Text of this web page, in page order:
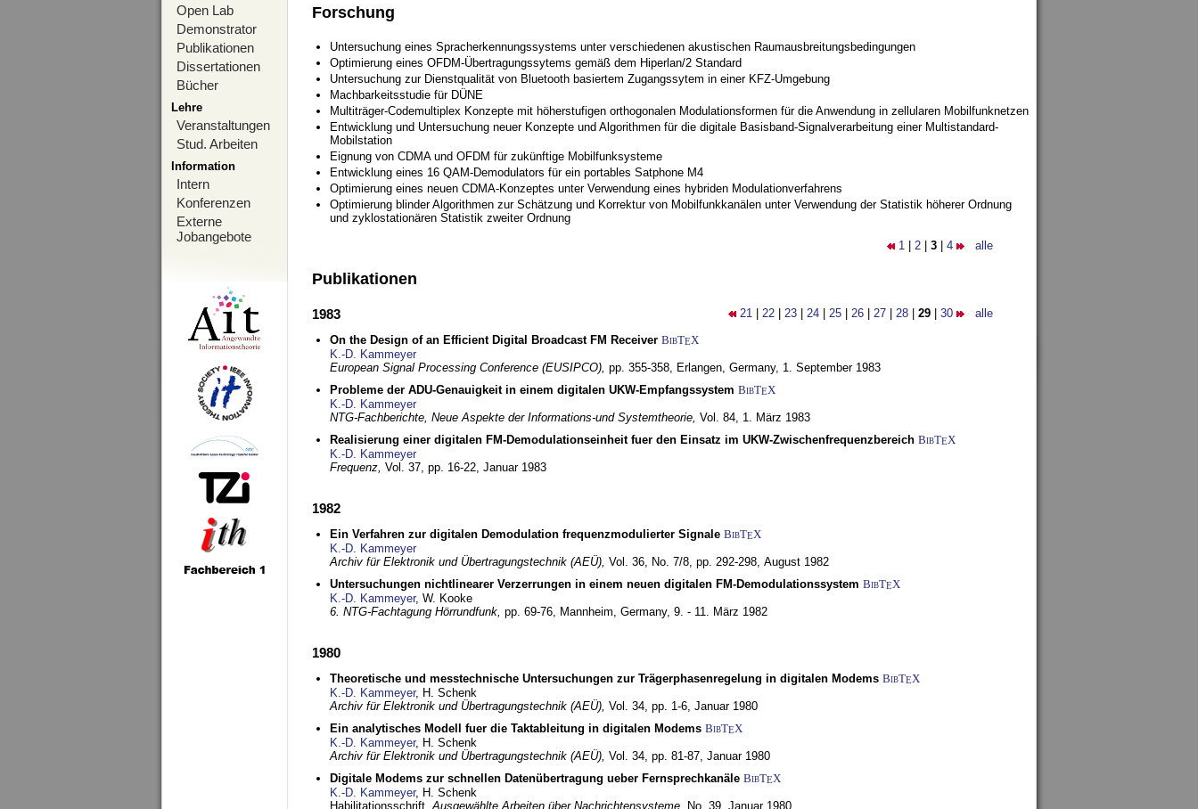
Open Lab
Demonstrator
Publikationen
Dissertationen
Bücher
Lehre
Veranstaltungen
Stud. Arbeiten
Information
Intern
Konferenzen
Externe
Jobangebote
Forschung
Untersuchung eines Spracherkennungssystems unter verschiedenen akustischen Raumausbreitungsbedingungen
Optimierung eines OFDM-Übertragungssytems gemäß dem Hiperlan/2 Standard
Untersuchung zur Dienstqualität von Bluetooth basiertem Zugangssytem in einer KFZ-Umgebung
Machbarkeitsstudie für DÜNE
Multiträger-Codemultiplex Konzepte mit höherstufigen orthogonalen Modulationsformen für die Anwendung in zellularen Mobilfunknetzen
Entwicklung und Untersuchung neuer Konzepte und Algorithmen für die digitale Basisband-Signalverarbeitung einer Multistandard-
Mobilstation
Eignung von CDMA und OFDM für zukünftige Mobilfunksysteme
Entwicklung eines 16 QAM-Demodulators für ein portables Satphone M4
Optimierung eines neuen CDMA-Konzeptes unter Verwendung eines hybriden Modulationverfahrens
Optimierung blinder Algorithmen zur Schätzung und Korrektur von Mobilfunkkanälen unter Verwendung der Statistik höherer Ordnung
und zyklostationären Statistik zweiter Ordnung
1 2 3 4 alle
Publikationen
21 22 23 24 25 26 27 28 29 30 alle
1983
On the Design of an Efficient Digital Broadcast FM Receiver BibTEX
K.-D. Kammeyer
European Signal Processing Conference (EUSIPCO), pp. 355-358, Erlangen, Germany, 1. September 1983
Probleme der ADU-Genauigkeit in einem digitalen UKW-Empfangssystem BibTEX
K.-D. Kammeyer
NTG-Fachberichte, Neue Aspekte der Informations-und Systemtheorie, Vol. 84, 1. März 1983
Realisierung einer digitalen FM-Demodulationseinheit fuer den Einsatz im UKW-Zwischenfrequenzbereich BibTEX
K.-D. Kammeyer
Frequenz, Vol. 37, pp. 16-22, Januar 1983
1982
Ein Verfahren zur digitalen Demodulation frequenzmodulierter Signale BibTEX
K.-D. Kammeyer
Archiv für Elektronik und Übertragungstechnik (AEÜ), Vol. 36, No. 7/8, pp. 292-298, August 1982
Untersuchungen nichtlinearer Verzerrungen in einem neuen digitalen FM-Demodulationssystem BibTEX
K.-D. Kammeyer, W. Kooke
6. NTG-Fachtagung Hörrundfunk, pp. 69-76, Mannheim, Germany, 9. - 11. März 1982
1980
Theoretische und messtechnische Untersuchungen zur Trägerphasenregelung in digitalen Modems BibTEX
K.-D. Kammeyer, H. Schenk
Archiv für Elektronik und Übertragungstechnik (AEÜ), Vol. 34, pp. 1-6, Januar 1980
Ein analytisches Modell fuer die Taktableitung in digitalen Modems BibTEX
K.-D. Kammeyer, H. Schenk
Archiv für Elektronik und Übertragungstechnik (AEÜ), Vol. 34, pp. 81-87, Januar 1980
Digitale Modems zur schnellen Datenübertragung ueber Fernsprechkanäle BibTEX
K.-D. Kammeyer, H. Schenk
Habilitationsschrift, Ausgewählte Arbeiten über Nachrichtensysteme, No. 39, Januar 1980